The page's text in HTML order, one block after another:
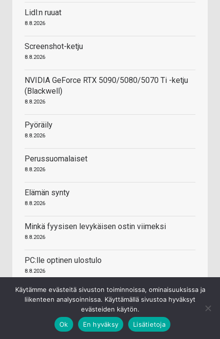
Lidl:n ruuat
8.8.2026
Screenshot-ketju
8.8.2026
NVIDIA GeForce RTX 5090/5080/5070 Ti -ketju
(Blackwell)
8.8.2026
Pyöräily
8.8.2026
Perussuomalaiset
8.8.2026
Elämän synty
8.8.2026
Minkä fyysisen levykäisen ostin viimeksi
8.8.2026
PC:lle optinen ulostulo
8.8.2026
HINTA.FI HINTAVERTAILU
Käytämme evästeitä sivuston toiminnoissa, ominaisuuksissa ja
liikenteen analysoinnissa. Käyttämällä sivustoa hyväksyt
evästeiden käytön.
Ok
En hyväksy Lisätietoja